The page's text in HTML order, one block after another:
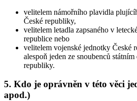
velitelem námořního plavidla
České republiky,
velitelem letadla zapsaného v
republice nebo
velitelem vojenské jednotky České
alespoň jeden ze snoubenců státním
republiky.
5. Kdo je oprávněn v této věci
apod.)